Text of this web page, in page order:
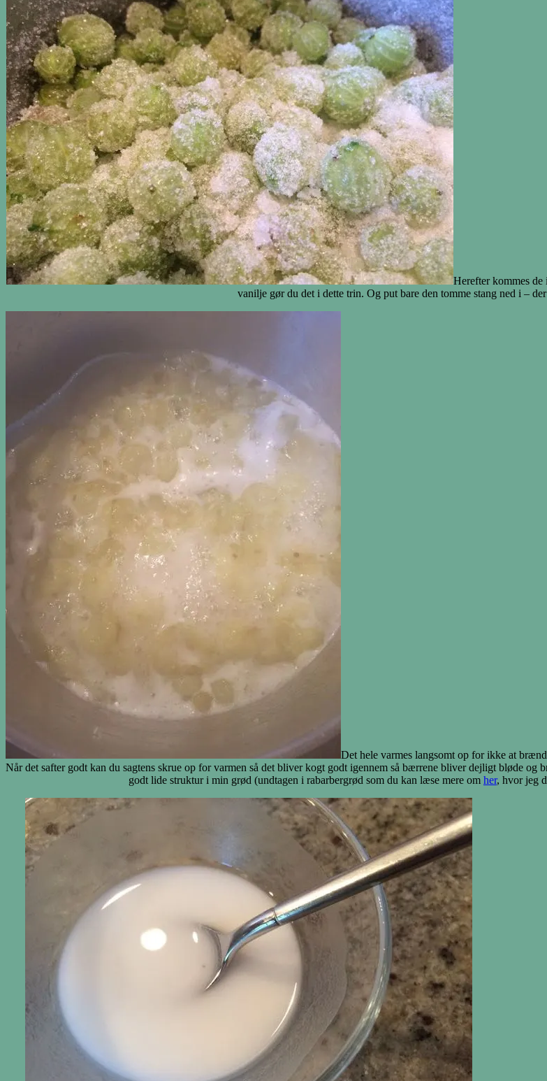
Herefter kommes de
vanilje gør du det i dette trin. Og put bare den tomme stang ned i –
Det hele varmes langsomt op for ikke at
Når det safter godt kan du sagtens skrue op for varmen så det bliver kogt godt igennem så bærrene bliver dejligt bløde
godt lide struktur i min grød (undtagen i rabarbergrød som du kan læse mere om her, hvor jeg